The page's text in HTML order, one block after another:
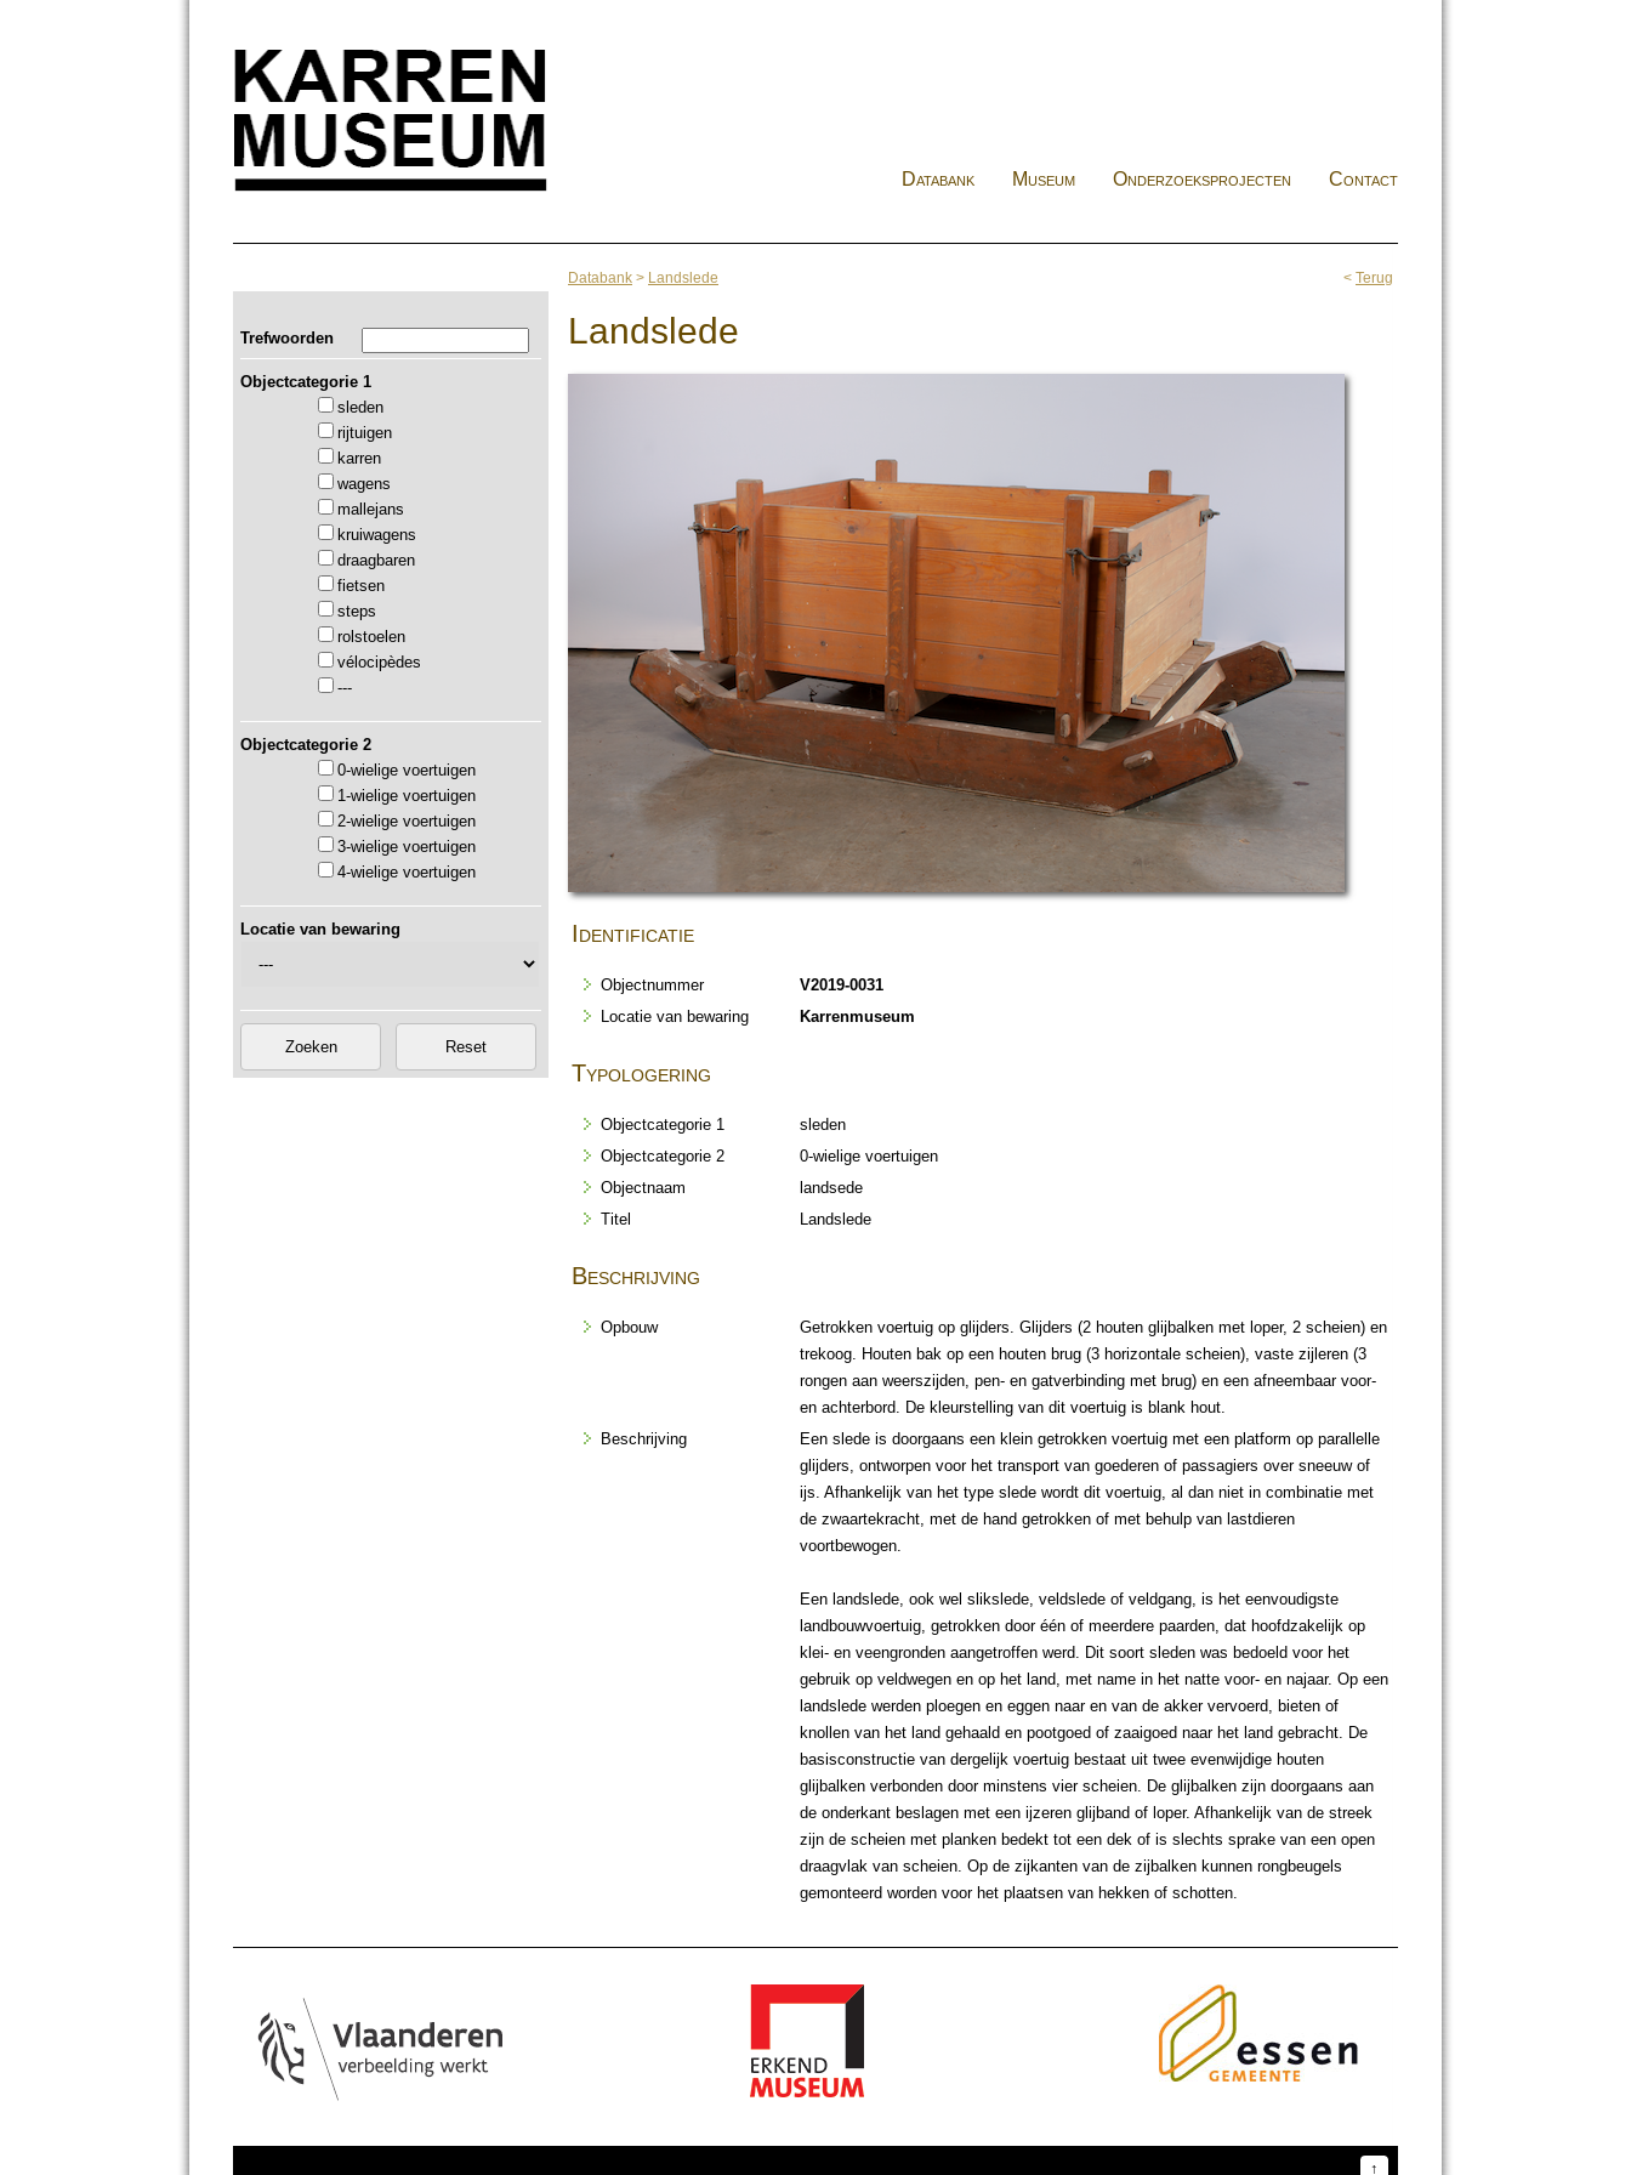
Databank Museum Onderzoeksprojecten Contact
Trefwoorden
Objectcategorie 1
sleden
rijtuigen
karren
wagens
mallejans
kruiwagens
draagbaren
fietsen
steps
rolstoelen
vélocipèdes
---
Objectcategorie 2
0-wielige voertuigen
1-wielige voertuigen
2-wielige voertuigen
3-wielige voertuigen
4-wielige voertuigen
Locatie van bewaring
< Terug
Databank > Landslede
Landslede
Identificatie
Objectnummer
V2019-0031
Locatie van bewaring
Karrenmuseum
Typologering
Objectcategorie 1
sleden
Objectcategorie 2
0-wielige voertuigen
Objectnaam
landsede
Titel
Landslede
Beschrijving
Opbouw
Getrokken voertuig op glijders. Glijders (2 houten glijbalken met loper, 2 scheien) en
trekoog. Houten bak op een houten brug (3 horizontale scheien), vaste zijleren (3
rongen aan weerszijden, pen- en gatverbinding met brug) en een afneembaar voor-
en achterbord. De kleurstelling van dit voertuig is blank hout.
Beschrijving
Een slede is doorgaans een klein getrokken voertuig met een platform op parallelle
glijders, ontworpen voor het transport van goederen of passagiers over sneeuw of
ijs. Afhankelijk van het type slede wordt dit voertuig, al dan niet in combinatie met
de zwaartekracht, met de hand getrokken of met behulp van lastdieren
voortbewogen.
Een landslede, ook wel slikslede, veldslede of veldgang, is het eenvoudigste
landbouwvoertuig, getrokken door één of meerdere paarden, dat hoofdzakelijk op
klei- en veengronden aangetroffen werd. Dit soort sleden was bedoeld voor het
gebruik op veldwegen en op het land, met name in het natte voor- en najaar. Op een
landslede werden ploegen en eggen naar en van de akker vervoerd, bieten of
knollen van het land gehaald en pootgoed of zaaigoed naar het land gebracht. De
basisconstructie van dergelijk voertuig bestaat uit twee evenwijdige houten
glijbalken verbonden door minstens vier scheien. De glijbalken zijn doorgaans aan
de onderkant beslagen met een ijzeren glijband of loper. Afhankelijk van de streek
zijn de scheien met planken bedekt tot een dek of is slechts sprake van een open
draagvlak van scheien. Op de zijkanten van de zijbalken kunnen rongbeugels
gemonteerd worden voor het plaatsen van hekken of schotten.
↑